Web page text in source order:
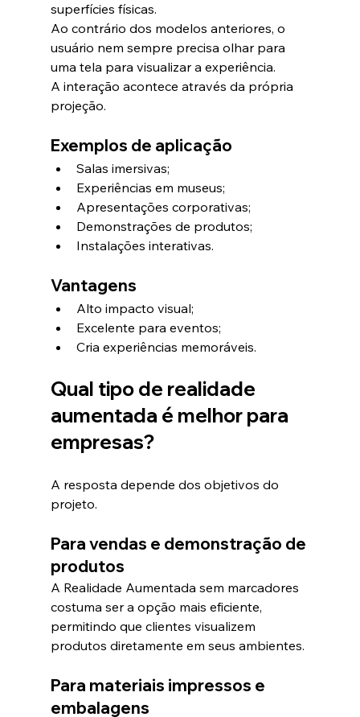
superfícies físicas.
Ao contrário dos modelos anteriores, o
usuário nem sempre precisa olhar para
uma tela para visualizar a experiência.
A interação acontece através da própria
projeção.
Exemplos de aplicação
Salas imersivas;
Experiências em museus;
Apresentações corporativas;
Demonstrações de produtos;
Instalações interativas.
Vantagens
Alto impacto visual;
Excelente para eventos;
Cria experiências memoráveis.
Qual tipo de realidade
aumentada é melhor para
empresas?
A resposta depende dos objetivos do
projeto.
Para vendas e demonstração de
produtos
A Realidade Aumentada sem marcadores
costuma ser a opção mais eficiente,
permitindo que clientes visualizem
produtos diretamente em seus ambientes.
Para materiais impressos e
embalagens